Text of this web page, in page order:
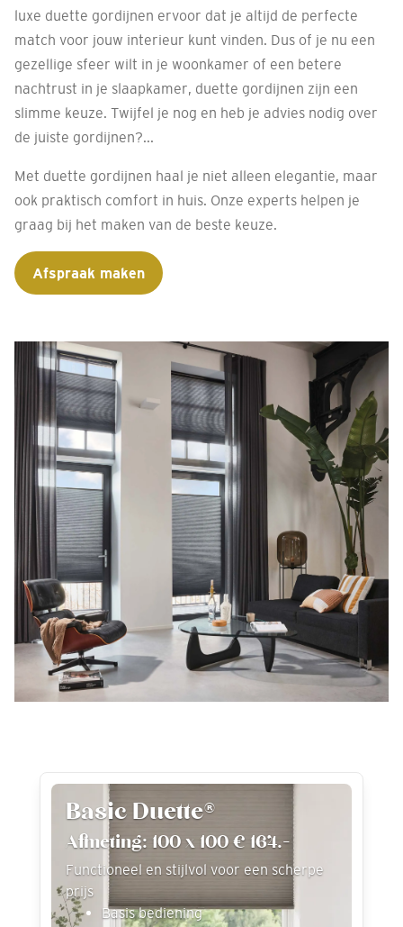
luxe duette gordijnen ervoor dat je altijd de perfecte
match voor jouw interieur kunt vinden. Dus of je nu een
gezellige sfeer wilt in je woonkamer of een betere
nachtrust in je slaapkamer, duette gordijnen zijn een
slimme keuze. Twijfel je nog en heb je advies nodig over
de juiste gordijnen?...
Met duette gordijnen haal je niet alleen elegantie, maar
ook praktisch comfort in huis. Onze experts helpen je
graag bij het maken van de beste keuze.
Afspraak maken
Basic Duette®
Afmeting: 100 x 100 € 164.-
Functioneel en stijlvol voor een scherpe
prijs
Basis bediening